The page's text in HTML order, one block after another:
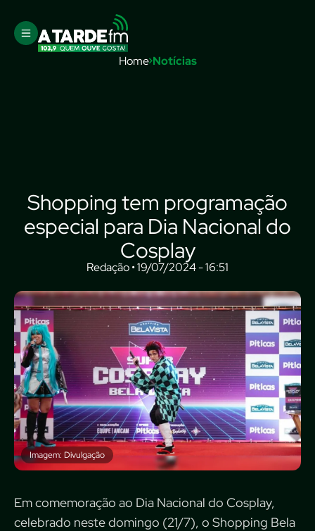
Home Notícias
Shopping tem programação
especial para Dia Nacional do
Cosplay
Redação • 19/07/2024 - 16:51
Imagem: Divulgação
Em comemoração ao Dia Nacional do Cosplay,
celebrado neste domingo (21/7), o Shopping Bela